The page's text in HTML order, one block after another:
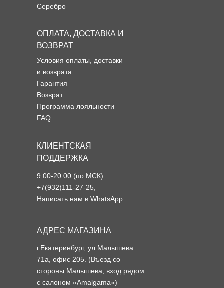
Условия оплаты, доставки
и возврата
Гарантия
Возврат
Программа лояльности
FAQ
ОПЛАТА, ДОСТАВКА И
ВОЗВРАТ
КЛИЕНТСКАЯ
ПОДДЕРЖКА
Серебро
АДРЕС МАГАЗИНА
г.Екатеринбург, ул.Малышева
71а, офис 205. (Въезд со
стороны Малышева, вход рядом
с салоном «Amalgama»)
9:00-20:00 (по МСК)
+7(932)111-27-25,
Написать нам в WhatsApp